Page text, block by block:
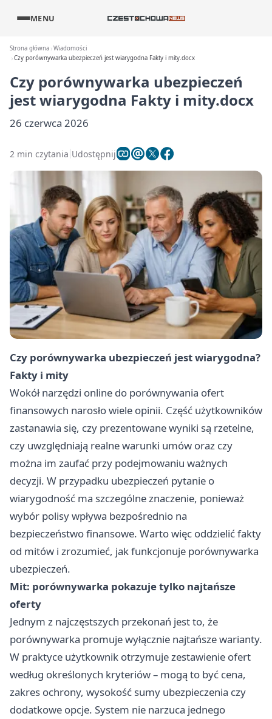
MENU
Strona główna Wiadomości
Czy porównywarka ubezpieczeń jest wiarygodna Fakty i mity.docx
Czy porównywarka ubezpieczeń
jest wiarygodna Fakty i mity.docx
26 czerwca 2026
2 min czytania Udostępnij
Czy porównywarka ubezpieczeń jest wiarygodna?
Fakty i mity
Wokół narzędzi online do porównywania ofert
finansowych narosło wiele opinii. Część użytkowników
zastanawia się, czy prezentowane wyniki są rzetelne,
czy uwzględniają realne warunki umów oraz czy
można im zaufać przy podejmowaniu ważnych
decyzji. W przypadku ubezpieczeń pytanie o
wiarygodność ma szczególne znaczenie, ponieważ
wybór polisy wpływa bezpośrednio na
bezpieczeństwo finansowe. Warto więc oddzielić fakty
od mitów i zrozumieć, jak funkcjonuje porównywarka
ubezpieczeń.
Mit: porównywarka pokazuje tylko najtańsze
oferty
Jednym z najczęstszych przekonań jest to, że
porównywarka promuje wyłącznie najtańsze warianty.
W praktyce użytkownik otrzymuje zestawienie ofert
według określonych kryteriów – mogą to być cena,
zakres ochrony, wysokość sumy ubezpieczenia czy
dodatkowe opcje. System nie narzuca jednego